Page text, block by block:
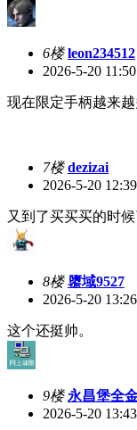
6楼 leon234512
2026-5-20 11:50
现在限定手柄越来越
7楼 dezizai
2026-5-20 12:39
又到了买买买的时候
8楼 隳域9527
2026-5-20 13:26
这个还挺帅。
9楼 永昌堡全
2026-5-20 13:43